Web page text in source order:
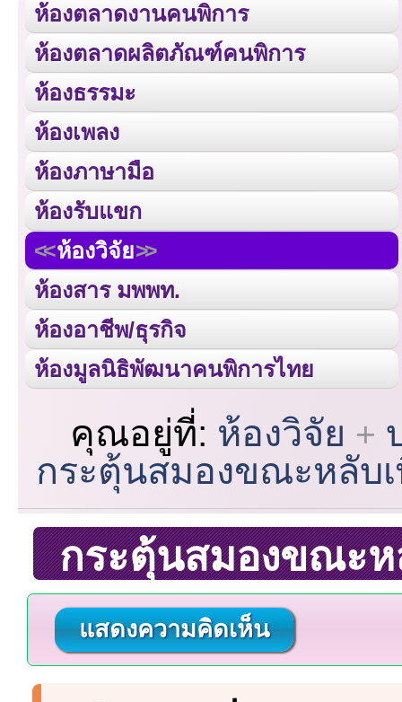
ห้องตลาดงานคนพิการ
ห้องตลาดผลิตภัณฑ์คนพิการ
ห้องธรรมะ
ห้องเพลง
ห้องภาษามือ
ห้องรับแขก
ห้องวิจัย
ห้องสาร มพพท.
ห้องอาชีพ/ธุรกิจ
ห้องมูลนิธิพัฒนาคนพิการไทย
คุณอยู่ที่: ห้องวิจัย
กระตุ้นสมองขณะหลับ
กระตุ้นสมองขณะห
แสดงความคิดเห็น